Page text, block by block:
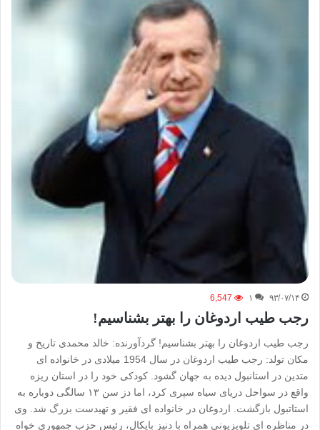
۹۳/۰۷/۱۴ ۱ 6,547
رجب طيب اردوغان را بهتر بشناسيم!
رجب طيب اردوغان را بهتر بشناسيم! گردآورنده: خالد محمدی تاریخ و
مکان تولد: رجب طيب اردوغان در سال 1954 ميلادى در خانواده ای
متدين در استانبول دیده به جهان گشود. کودکی خود را در استان ریزه
واقع در سواحل دریای سیاه سپری کرد، اما دز سن ۱۳ سالگی دوباره به
استاتبول بازگشت. اردوغان در خانواده ای فقیر و تهیدست بزرگ شد. وی
در مناظره ای تلویزیونی همراه با دنیز بایکال، رئیس حزب جمهوری خواه